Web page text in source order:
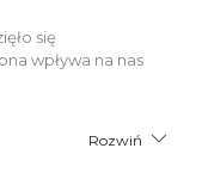
się
wpływa na nas
Rozwiń